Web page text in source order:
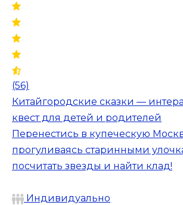
(56)
Китайгородские сказки —
квест для детей и родителей
Перенестись в купеческую
прогуливаясь старинными
посчитать звезды и найти клад!
Индивидуально